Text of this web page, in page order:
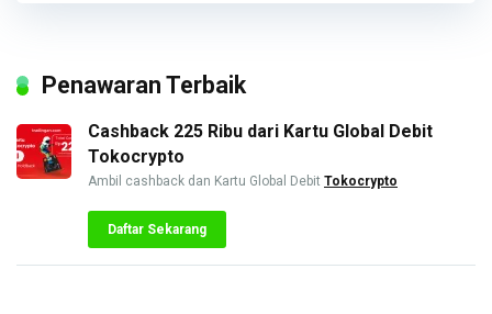
Penawaran Terbaik
Cashback 225 Ribu dari Kartu Global Debit
Tokocrypto
Ambil cashback dan Kartu Global Debit Tokocrypto
Daftar Sekarang